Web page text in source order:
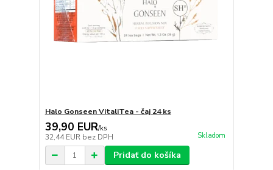
Halo Gonseen VitaliTea - čaj 24 ks
39,90 EUR/ks
32,44 EUR bez DPH Skladom
Pridať do košíka